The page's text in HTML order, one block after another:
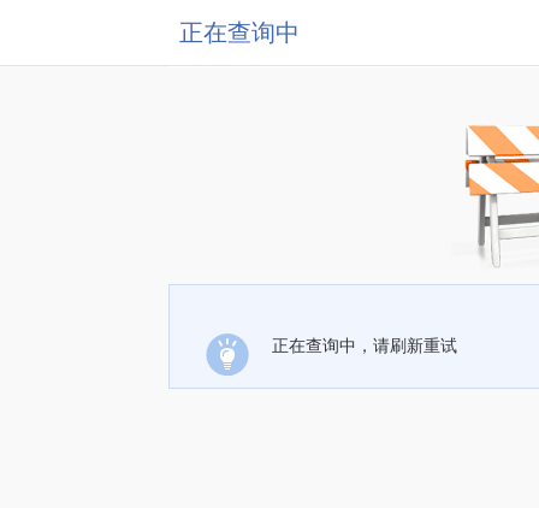
正在查询中
正在查询中，请刷新重试